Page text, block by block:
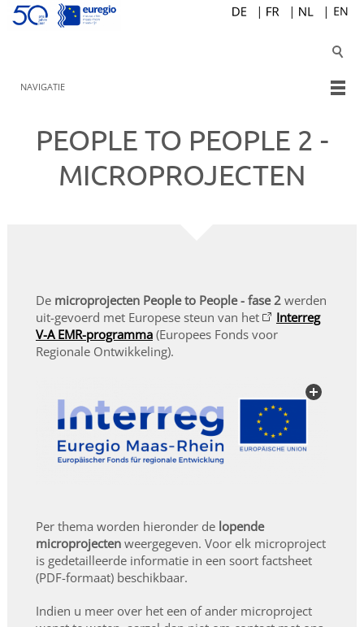
NAVIGATIE
PEOPLE TO PEOPLE 2 -
MICROPROJECTEN
De microprojecten People to People - fase 2werden
uit-gevoerd met Europese steun van het
Interreg
V-A EMR-programma(Europees Fonds voor
Regionale Ontwikkeling).
Per thema worden hieronder de lopende
microprojectenweergegeven. Voor elk microproject
is gedetailleerde informatie in een soort factsheet
(PDF-formaat) beschikbaar.
Indien u meer over het een of ander microproject